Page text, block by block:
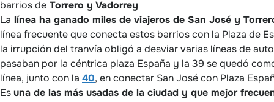
barrios de Torrero y Vadorrey
La línea ha ganado miles de viajeros de San José y
línea frecuente que conecta estos barrios con la Plaza de
la irrupción del tranvía obligó a desviar varias líneas de
pasaban por la céntrica plaza España y la 39 se quedó
línea, junto con la 40, en conectar San José con Plaza
Esuna de las más usadas de la ciudad y que mejor